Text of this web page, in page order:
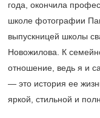
года, окончила
школе фотографии
выпускницей школы
Новожилова. К
отношение, ведь я и
— это история ее
яркой, стильной и